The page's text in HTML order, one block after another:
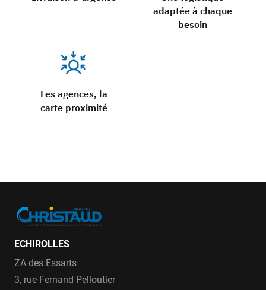
adaptée à chaque
besoin
Les agences, la
carte proximité
ECHIROLLES
ZA des Essarts
3, rue Fernand Pelloutier